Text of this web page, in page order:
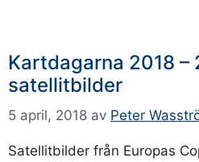
Kartdagarna 2018 –
satellitbilder
5 april, 2018 av Peter
Satellitbilder från Europas